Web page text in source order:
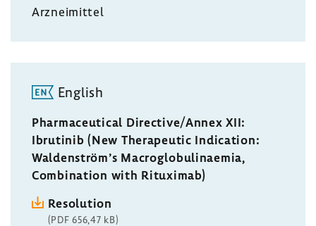
Arznei­mittel
English
Pharmaceutical Directive/Annex XII:
Ibrutinib (New Therapeutic Indication:
Waldenström’s Macroglobulinaemia,
Combination with Rituximab)
Resolution
(PDF 656,47 kB)